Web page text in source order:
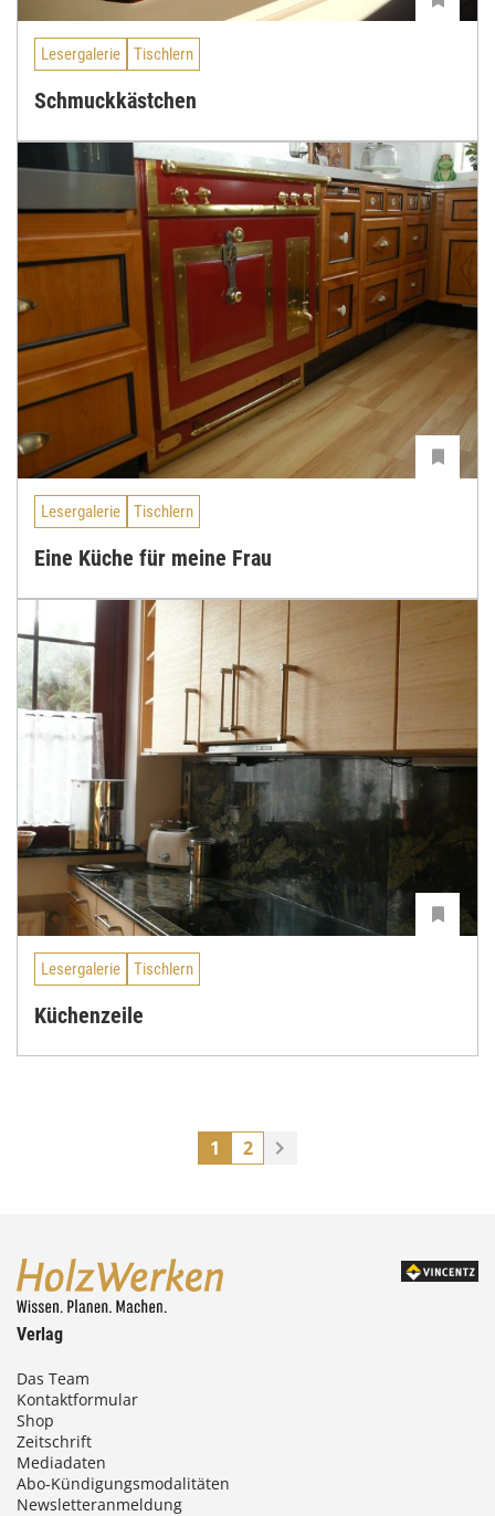
Lesergalerie Tischlern
Schmuckkästchen
Lesergalerie Tischlern
Eine Küche für meine Frau
Lesergalerie Tischlern
Küchenzeile
1 2
Verlag
Das Team
Kontaktformular
Shop
Zeitschrift
Mediadaten
Abo-Kündigungsmodalitäten
Newsletteranmeldung